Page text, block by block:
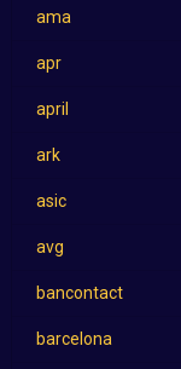
ama
apr
april
ark
asic
avg
bancontact
barcelona